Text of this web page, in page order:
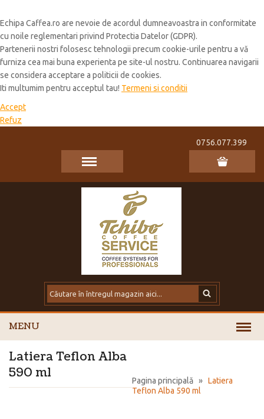
Echipa Caffea.ro are nevoie de acordul dumneavoastra in conformitate
cu noile reglementari privind Protectia Datelor (GDPR).
Partenerii nostri folosesc tehnologii precum cookie-urile pentru a vă
furniza cea mai buna experienta pe site-ul nostru. Continuarea navigarii
se considera acceptare a politicii de cookies.
Iti multumim pentru acceptul tau! Termeni si conditii
Accept
Refuz
0756.077.399
MENU
Pagina principală » Latiera
Teflon Alba 590 ml
Latiera Teflon Alba
590 ml